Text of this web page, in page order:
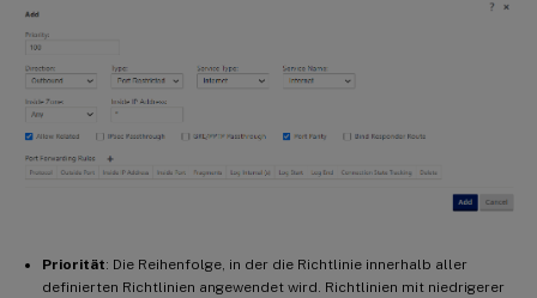
Priorität: Die Reihenfolge, in der die Richtlinie innerhalb aller
definierten Richtlinien angewendet wird. Richtlinien mit niedrigerer